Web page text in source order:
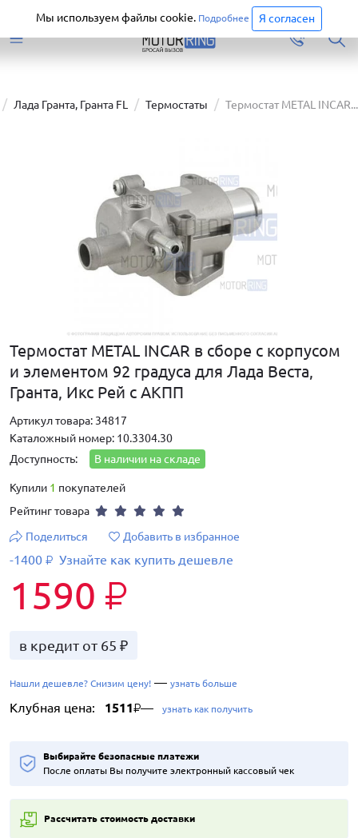
Перейти
Лада Гранта, Гранта FL Термостаты Термостат METAL INCAR...
Термостат METAL INCAR в сборе с корпусом
и элементом 92 градуса для Лада Веста,
Гранта, Икс Рей с АКПП
Артикул товара: 34817
Каталожный номер: 10.3304.30
Доступность:
В наличии на складе
Купили 1 покупателей
Рейтинг товара
Поделиться
Добавить в избранное
-1400 ₽ Узнайте как купить дешевле
1590 ₽
в кредит от 65 ₽
Нашли дешевле? Снизим цену! — узнать больше
Клубная цена: 1511₽— узнать как получить
Выбирайте безопасные платежи
После оплаты Вы получите электронный кассовый чек
Рассчитать стоимость доставки
Мы используем файлы cookie. Подробнее Я согласен